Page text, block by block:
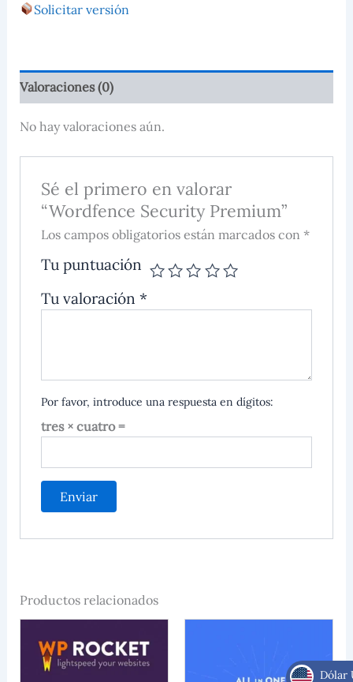
Solicitar versión
Valoraciones (0)
No hay valoraciones aún.
Sé el primero en valorar
“Wordfence Security Premium”
Los campos obligatorios están marcados con *
Tu puntuación
Tu valoración*
Por favor, introduce una respuesta en dígitos:
tres × cuatro =
Productos relacionados
Dólar